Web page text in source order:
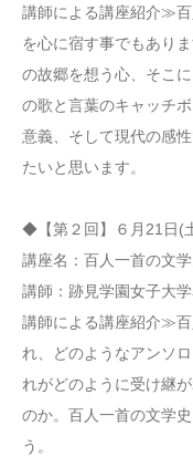
講師による講座紹介≫百
を心に宿す事でもあり
の故郷を想う心、そこ
の歌と言葉のキャッチ
意義、そして現代の感
たいと思います。
◆【第２回】６月21日(
講座名：百人一首の文学
講師：跡見学園女子大
講師による講座紹介≫百
れ、どのようなアンソ
れがどのように受け継
のか。百人一首の文学
う。